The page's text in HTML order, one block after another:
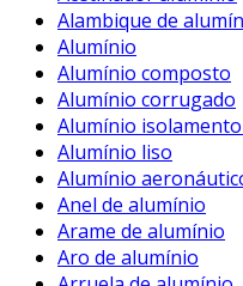
Leveza: O alumínio
que reduz o peso
que é utilizado.
Resistência à
alumínio possuem
a corrosão,
ambientes externos.
Instalação Rápida
Alambique de
Alumínio
Alumínio composto
Alumínio corrugado
Alumínio
Alumínio liso
Alumínio
Anel de alumínio
Arame de alumínio
Aro de alumínio